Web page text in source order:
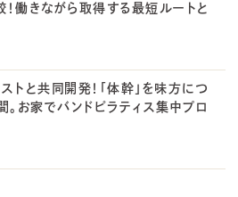
！働きながら取得する最短ルートと
トと共同開発！「体幹」を味方につ
。お家でバンドピラティス集中プロ